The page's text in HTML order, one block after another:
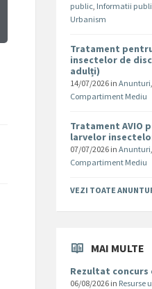
public, Informatii
Urbanism
Tratament
insectelor de
adulți)
14/07/2026 inAnunturi
Compartiment Mediu
Tratament AVIO
larvelor
07/07/2026 inAnunturi
Compartiment Mediu
VEZI TOATE
MAI MULTE
Rezultat
06/08/2026 in Resurse